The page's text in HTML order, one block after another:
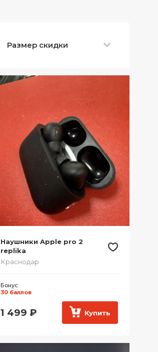
Размер скидки
Наушники Apple pro 2
replika
Краснодар
Бонус:
30 баллов
1 499 ₽ Купить